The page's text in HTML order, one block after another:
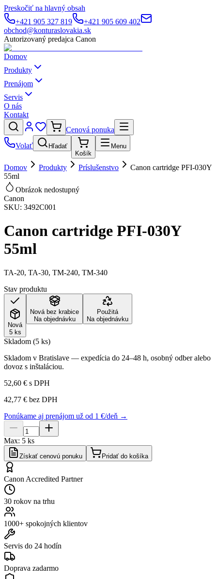
Preskočiť na hlavný obsah
+421 905 327 819
+421 905 609 402
obchod@konturaslovakia.sk
Autorizovaný predajca Canon
Domov
Produkty
Prenájom
Servis
O nás
Kontakt
Cenová ponuka
Volať
Hľadať
Košík
Menu
Domov Produkty Príslušenstvo
Canon cartridge PFI-030Y
55ml
Obrázok nedostupný
Canon
SKU: 3492C001
Canon cartridge PFI-030Y
55ml
TA-20, TA-30, TM-240, TM-340
Stav produktu
Nová
5 ks
Nová bez krabice
Na objednávku
Použitá
Na objednávku
Skladom (5 ks)
Skladom v Bratislave — expedícia do 24–48 h, osobný odber alebo
dovoz s inštaláciou.
52,60 € s DPH
42,77 € bez DPH
Ponúkame aj prenájom už od 1 €/deň →
Max: 5 ks
Získať cenovú ponuku Pridať do košíka
Canon Accredited Partner
30 rokov na trhu
1000+ spokojných klientov
Servis do 24 hodín
Doprava zadarmo